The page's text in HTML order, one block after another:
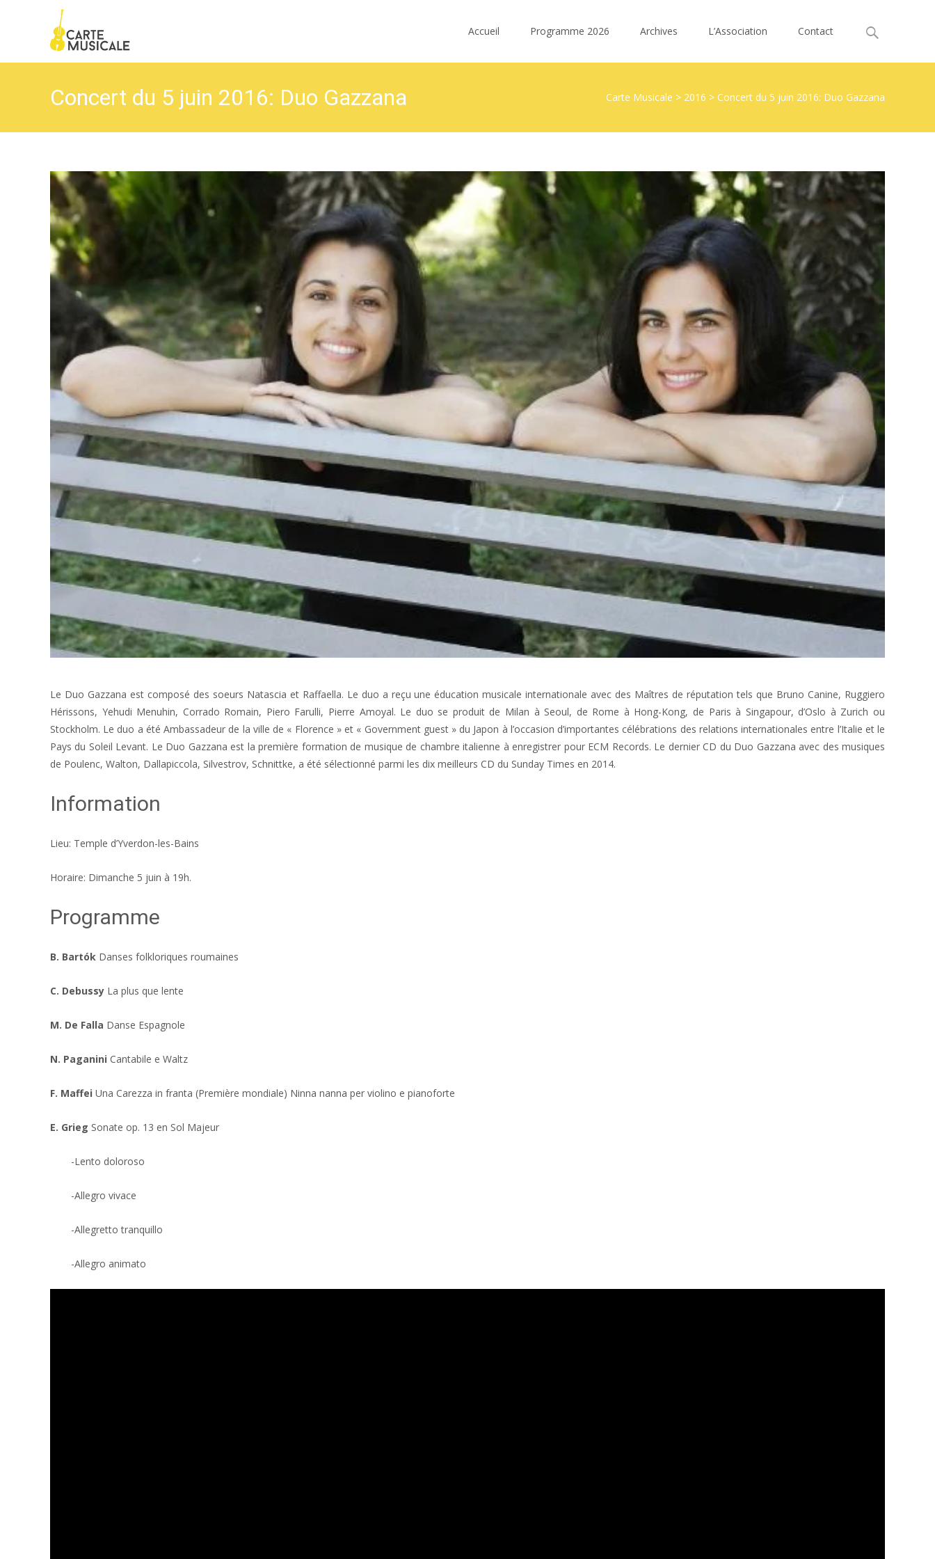
Accueil Programme 2026 Archives L’Association Contact
Search
Concert du 5 juin 2016: Duo Gazzana Carte Musicale > 2016 > Concert du 5 juin 2016: Duo Gazzana
Le Duo Gazzana est composé des soeurs Natascia et Raffaella. Le duo a reçu une éducation musicale internationale avec des Maîtres de réputation tels que Bruno Canine, Ruggiero
Hérissons, Yehudi Menuhin, Corrado Romain, Piero Farulli, Pierre Amoyal. Le duo se produit de Milan à Seoul, de Rome à Hong-Kong, de Paris à Singapour, d’Oslo à Zurich ou
Stockholm. Le duo a été Ambassadeur de la ville de « Florence » et « Government guest » du Japon à l’occasion d’importantes célébrations des relations internationales entre l’Italie et le
Pays du Soleil Levant. Le Duo Gazzana est la première formation de musique de chambre italienne à enregistrer pour ECM Records. Le dernier CD du Duo Gazzana avec des musiques
de Poulenc, Walton, Dallapiccola, Silvestrov, Schnittke, a été sélectionné parmi les dix meilleurs CD du Sunday Times en 2014.
Information
Lieu: Temple d’Yverdon-les-Bains
Horaire: Dimanche 5 juin à 19h.
Programme
B. Bartók Danses folkloriques roumaines
C. Debussy La plus que lente
M. De Falla Danse Espagnole
N. Paganini Cantabile e Waltz
F. Maffei Una Carezza in franta (Première mondiale) Ninna nanna per violino e pianoforte
E. Grieg Sonate op. 13 en Sol Majeur
-Lento doloroso
-Allegro vivace
-Allegretto tranquillo
-Allegro animato